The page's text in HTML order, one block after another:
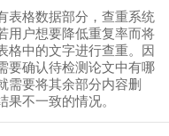
表格数据部分，查重系统
用户想要降低重复率而将
格中的文字进行查重。因
要确认待检测论文中有哪
需要将其余部分内容删
不一致的情况。